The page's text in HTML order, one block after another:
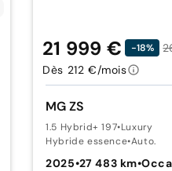
MG ZS
1.5 Hybrid+ 197•Luxury
Hybride essence•Auto.
2025•27 483 km•
21 999 € -18%
Dès 212 €/mois